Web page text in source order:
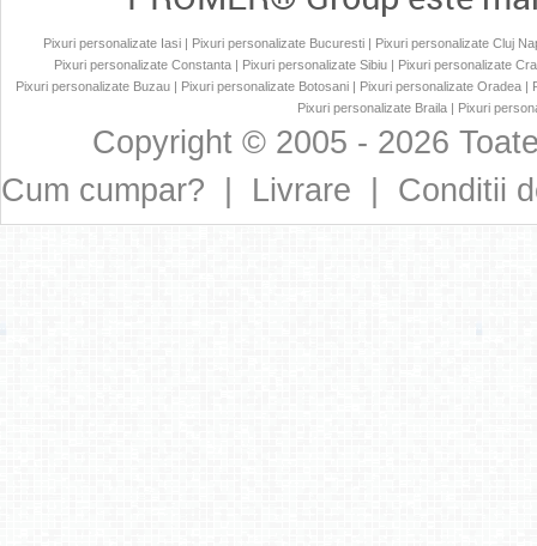
Pixuri personalizate Iasi| Pixuri personalizate Bucuresti| Pixuri personalizate Cluj
Pixuri personalizate Constanta | Pixuri personalizate Sibiu | Pixuri personalizate
Pixuri personalizate Buzau| Pixuri personalizate Botosani| Pixuri personalizate Oradea|
Pixuri personalizate Braila| Pixuri
Copyright © 2005 - 2026
Cum cumpar?
Livrare Conditii